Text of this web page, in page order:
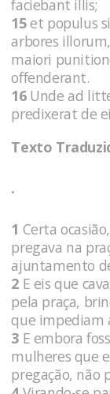
faciebant illis;
15et populus
arbores
maiori
offenderant.
16Unde ad
predixerat de
Texto
.
1 Certa
pregava na
ajuntamento
2 E eis que
pela praça,
que impediam
3 E embora
mulheres que
pregação, não